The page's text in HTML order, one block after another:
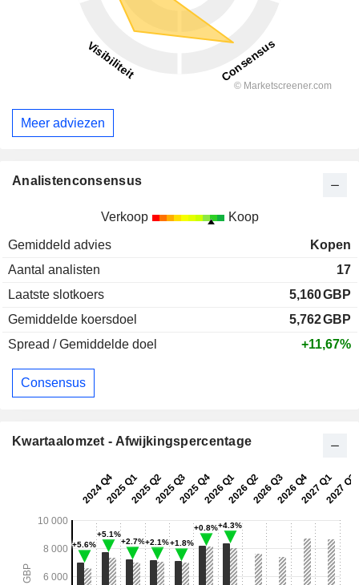
Meer adviezen
Analistenconsensus
Verkoop Koop
Gemiddeld advies
Kopen
Aantal analisten
17
Laatste slotkoers
5,160GBP
Gemiddelde koersdoel
5,762GBP
Spread / Gemiddelde doel
+11,67%
Consensus
Kwartaalomzet - Afwijkingspercentage